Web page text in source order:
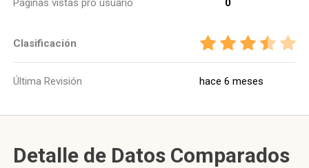
Páginas vistas pro usuario
0
Clasificación
Última Revisión hace 6 meses
Detalle de Datos Comparados